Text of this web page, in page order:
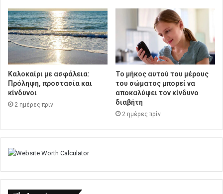
Καλοκαίρι με ασφάλεια:
Πρόληψη, προστασία και
κίνδυνοι
2 ημέρες πρίν
Το μήκος αυτού του μέρους
του σώματος μπορεί να
αποκαλύψει τον κίνδυνο
διαβήτη
2 ημέρες πρίν